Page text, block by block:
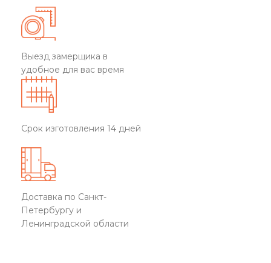
Выезд замерщика в
удобное для вас время
Срок изготовления 14 дней
Доставка по Санкт-
Петербургу и
Ленинградской области